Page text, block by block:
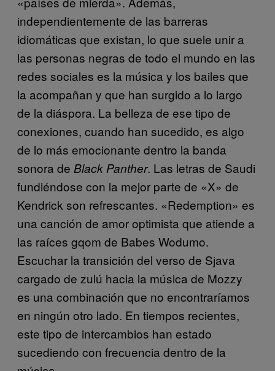
independientemente de las barreras
idiomáticas que existan, lo que suele unir a
las personas negras de todo el mundo en las
redes sociales es la música y los bailes que
la acompañan y que han surgido a lo largo
de la diáspora. La belleza de ese tipo de
conexiones, cuando han sucedido, es algo
de lo más emocionante dentro la banda
sonora de Black Panther. Las letras de Saudi
fundiéndose con la mejor parte de «X» de
Kendrick son refrescantes. «Redemption» es
una canción de amor optimista que atiende a
las raíces gqom de Babes Wodumo.
Escuchar la transición del verso de Sjava
cargado de zulú hacia la música de Mozzy
es una combinación que no encontraríamos
en ningún otro lado. En tiempos recientes,
este tipo de intercambios han estado
sucediendo con frecuencia dentro de la